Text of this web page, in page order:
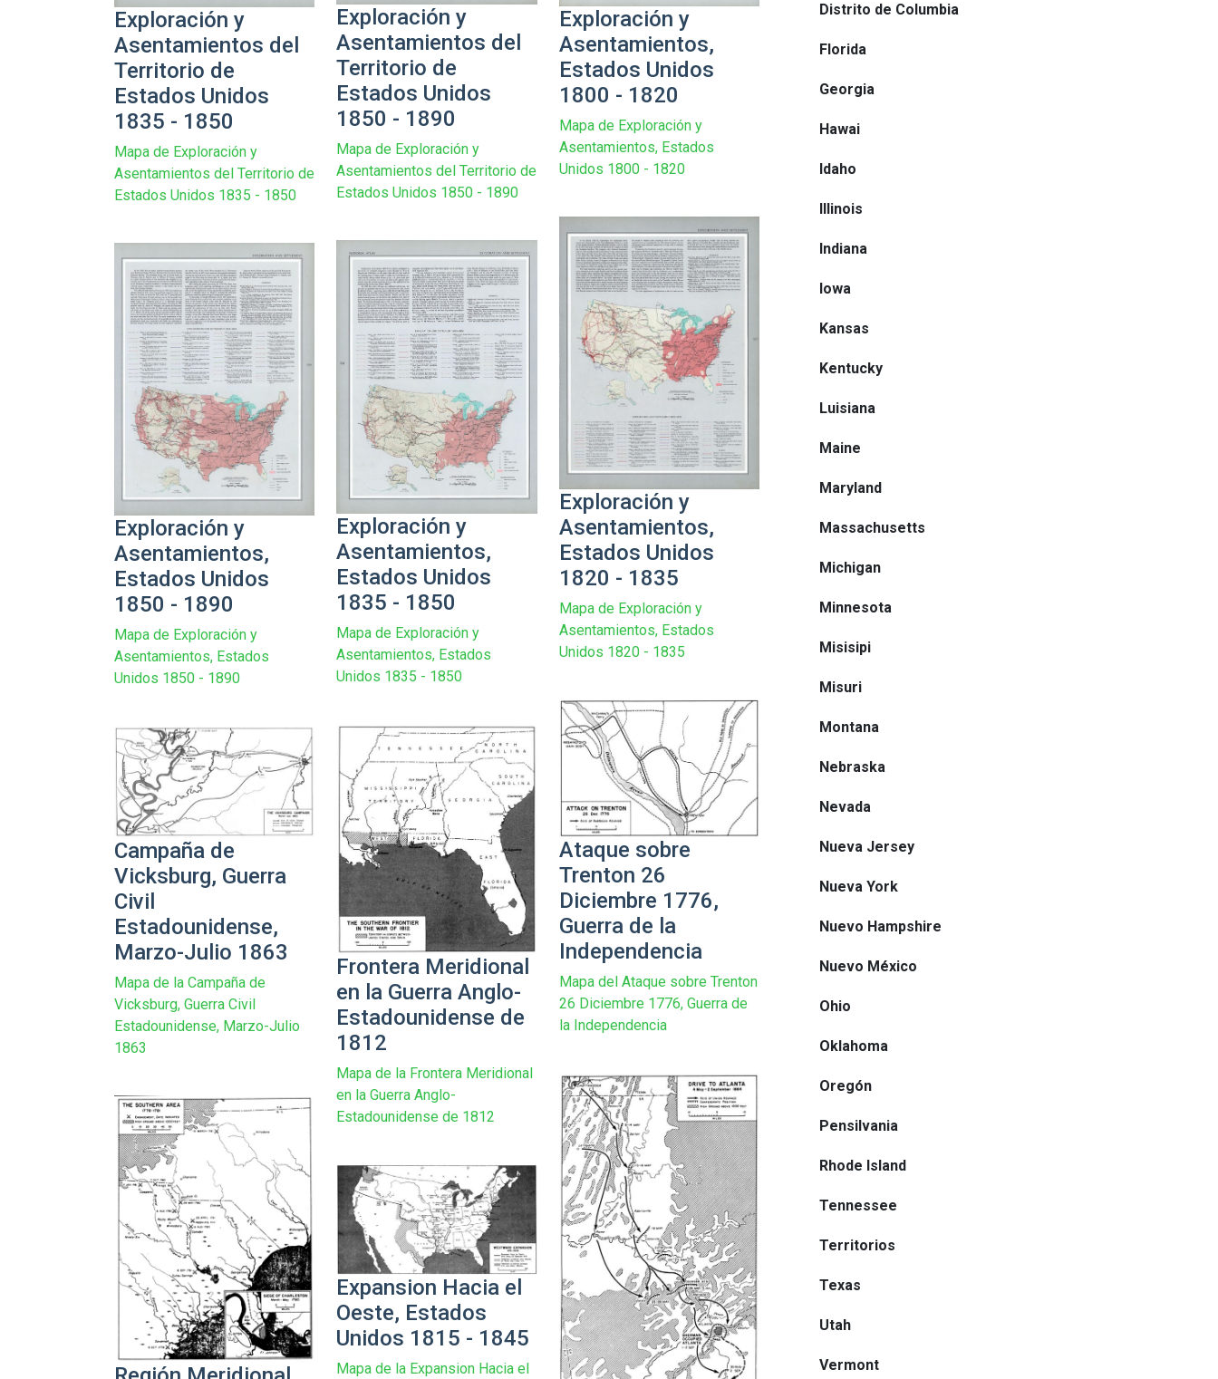
Exploración y
Asentamientos del
Territorio de
Estados Unidos
1835 - 1850
Mapa de Exploración y
Asentamientos del Territorio de
Estados Unidos 1835 - 1850
Exploración y
Asentamientos del
Territorio de
Estados Unidos
1850 - 1890
Mapa de Exploración y
Asentamientos del Territorio de
Estados Unidos 1850 - 1890
Exploración y
Asentamientos,
Estados Unidos
1800 - 1820
Mapa de Exploración y
Asentamientos, Estados
Unidos 1800 - 1820
Exploración y
Asentamientos,
Estados Unidos
1820 - 1835
Mapa de Exploración y
Asentamientos, Estados
Unidos 1820 - 1835
Exploración y
Asentamientos,
Estados Unidos
1835 - 1850
Mapa de Exploración y
Asentamientos, Estados
Unidos 1835 - 1850
Exploración y
Asentamientos,
Estados Unidos
1850 - 1890
Mapa de Exploración y
Asentamientos, Estados
Unidos 1850 - 1890
Ataque sobre
Trenton 26
Diciembre 1776,
Guerra de la
Independencia
Mapa del Ataque sobre Trenton
26 Diciembre 1776, Guerra de
la Independencia
Frontera Meridional
en la Guerra Anglo-
Estadounidense de
1812
Mapa de la Frontera Meridional
en la Guerra Anglo-
Estadounidense de 1812
Campaña de
Vicksburg, Guerra
Civil
Estadounidense,
Marzo-Julio 1863
Mapa de la Campaña de
Vicksburg, Guerra Civil
Estadounidense, Marzo-Julio
1863
Expansion Hacia el
Oeste, Estados
Unidos 1815 - 1845
Mapa de la Expansion Hacia el
Distrito de Columbia
Florida
Georgia
Hawai
Idaho
Illinois
Indiana
Iowa
Kansas
Kentucky
Luisiana
Maine
Maryland
Massachusetts
Michigan
Minnesota
Misisipi
Misuri
Montana
Nebraska
Nevada
Nueva Jersey
Nueva York
Nuevo Hampshire
Nuevo México
Ohio
Oklahoma
Oregón
Pensilvania
Rhode Island
Tennessee
Territorios
Texas
Utah
Vermont